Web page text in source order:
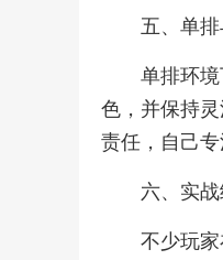
五、单
单排环
色，并保持
责任，自己
六、实
不少玩